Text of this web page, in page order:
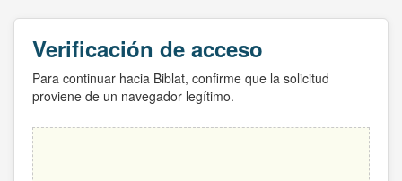
Verificación de acceso
Para continuar hacia Biblat, confirme que la solicitud
proviene de un navegador legítimo.